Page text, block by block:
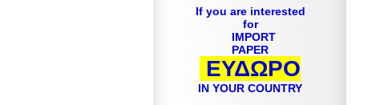
If you are interested
for
IMPORT
PAPER
ΕΥΔΩΡΟ
IN YOUR COUNTRY